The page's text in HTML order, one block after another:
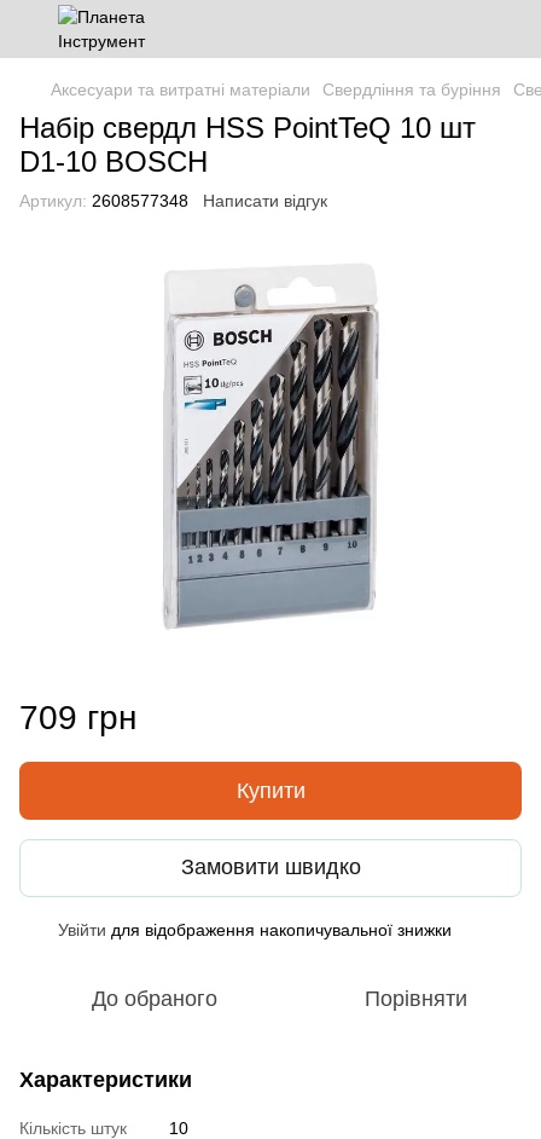
Аксесуари та витратні матеріали Свердління та буріння
Набір свердл HSS PointTeQ 10 шт
D1-10 BOSCH
Артикул: 2608577348 Написати відгук
709 грн
Купити
Замовити швидко
Увійти для відображення накопичувальної знижки
До обраного Порівняти
Характеристики
Кількість штук
10